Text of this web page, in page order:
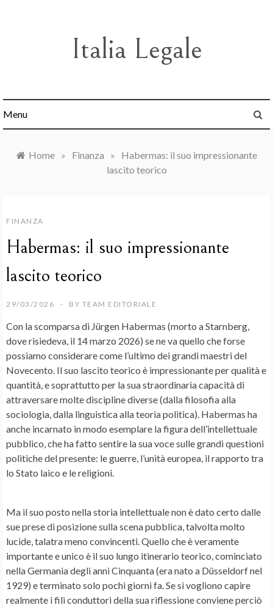
Italia Legale
Menu
Home » Finanza »
Habermas: il suo impressionante
lascito teorico
FINANZA
Habermas: il suo impressionante
lascito teorico
29/03/2026 BY TEAM EDITORIALE
Con la scomparsa di Jürgen Habermas (morto a Starnberg,
dove risiedeva, il 14 marzo 2026) se ne va quello che forse
possiamo considerare come l’ultimo dei grandi maestri del
Novecento. Il suo lascito teorico è impressionante per qualità e
quantità, e soprattutto per la sua straordinaria capacità di
attraversare molte discipline diverse (dalla filosofia alla
sociologia, dalla linguistica alla teoria politica). Habermas ha
anche incarnato in modo esemplare la figura dell’intellettuale
pubblico, che ha fatto sentire la sua voce sulle grandi questioni
politiche del presente: le guerre, l’unità europea, il rapporto tra
lo Stato laico e le religioni.
Ma il suo posto nella storia intellettuale non è dato certo dalle
sue prese di posizione sulla scena pubblica, talvolta molto
lucide, talatra meno convincenti. Quello che è veramente
importante e unico è il suo lungo itinerario teorico, cominciato
nella Germania degli anni Cinquanta (era nato a Düsseldorf nel
1929) e terminato solo pochi giorni fa. Se si vogliono capire
realmente i fili conduttori della sua riflessione conviene perciò